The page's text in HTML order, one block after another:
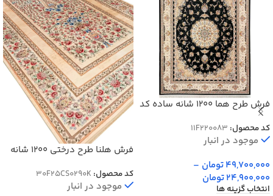
فرش طرح هما 1200 شانه ساده کد
20083
کد محصول: 11F220083
موجود در انبار
49,700,000تومان –
24,900,000تومان
انتخاب گزینه ها
فرش هلنا طرح درختی 1200 شانه
25CS0290
کد محصول: 30F25CS0290K
موجود در انبار